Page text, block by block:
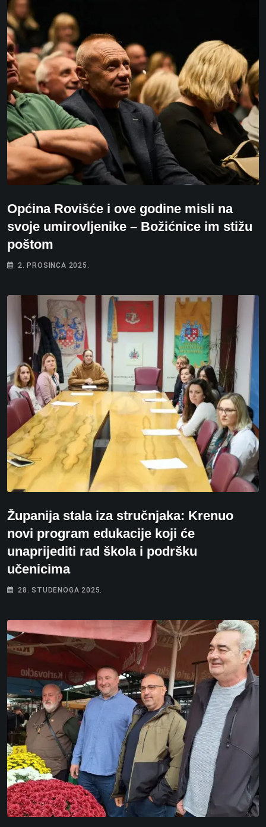
Općina Rovišće i ove godine misli na
svoje umirovljenike – Božićnice im stižu
poštom
2. PROSINCA 2025.
Županija stala iza stručnjaka: Krenuo
novi program edukacije koji će
unaprijediti rad škola i podršku
učenicima
28. STUDENOGA 2025.